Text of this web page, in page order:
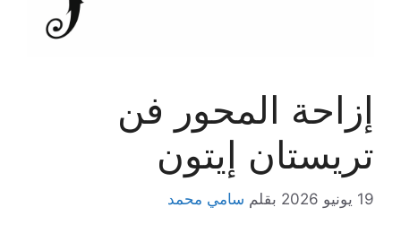
إزاحة المحور فن
تريستان إيتون
19 يونيو 2026 بقلم سامي محمد